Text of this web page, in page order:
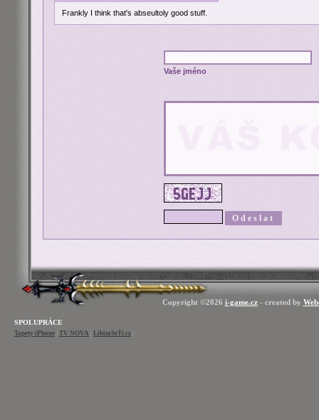
Frankly I think that's abseultoly good stuff.
Vaše jméno
Copyright ©2026 i-game.cz- created by
SPOLUPRÁCE
Tapety iPhone TV NOVA LibimSeTi.cz